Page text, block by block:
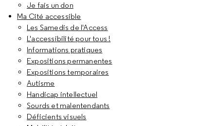
Je fais un don
Ma Cité accessible
Les Samedis de l'Access
L'accessibilité pour tous !
Informations pratiques
Expositions permanentes
Expositions temporaires
Autisme
Handicap intellectuel
Sourds et malentendants
Déficients visuels